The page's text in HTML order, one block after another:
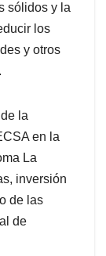
sólidos y la
los
y otros
la
en la
La
inversión
de las
de